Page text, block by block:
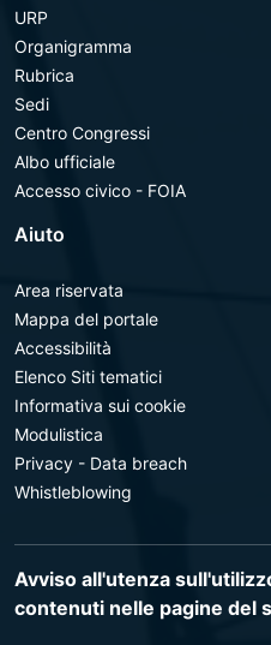
URP
Organigramma
Rubrica
Sedi
Centro Congressi
Albo ufficiale
Accesso civico - FOIA
Aiuto
Area riservata
Mappa del portale
Accessibilità
Elenco Siti tematici
Informativa sui cookie
Modulistica
Privacy - Data breach
Whistleblowing
Avviso all'utenza
contenuti nelle pagine del